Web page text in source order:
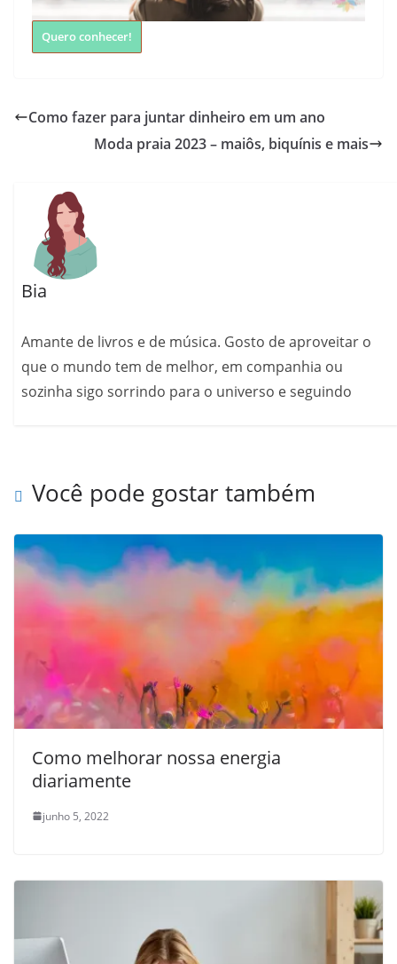
Quero conhecer!
Como fazer para juntar dinheiro em um ano
Moda praia 2023 – maiôs, biquínis e mais
Bia
Amante de livros e de música. Gosto de aproveitar o
que o mundo tem de melhor, em companhia ou
sozinha sigo sorrindo para o universo e seguindo
Você pode gostar também
Como melhorar nossa energia
diariamente
junho 5, 2022